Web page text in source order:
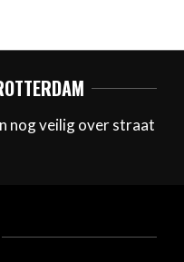
nog veilig over straat